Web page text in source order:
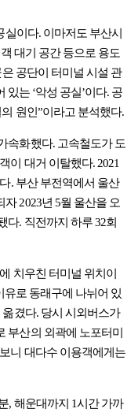
이다. 이마저도 부산시
대기 공간 등으로 용도
공단이 터미널 시설 관
있는 ‘악성 공실’이다. 공
원인”이라고 분석했다.
속화했다. 고속철도가 도
이 대거 이탈했다. 2021
. 부산 부전역에서 울산
2023년 5월 울산을 오
다. 직전까지 하루 32회
치우친 터미널 위치이
유로 동래구에 나뉘어 있
겼다. 당시 시외버스가
부산의 외곽에 노포터미
니 대다수 이용객에게는
, 해운대까지 1시간 가까